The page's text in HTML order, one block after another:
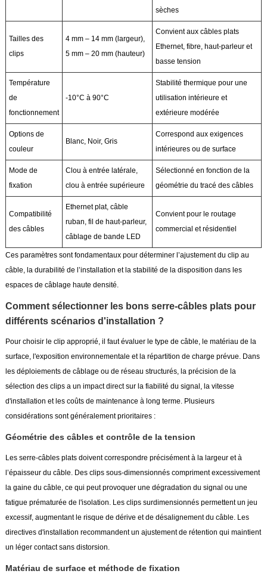
sèches
Tailles des
clips
4 mm – 14 mm (largeur),
5 mm – 20 mm (hauteur)
Convient aux câbles plats
Ethernet, fibre, haut-parleur et
basse tension
Température
de
fonctionnement
-10°C à 90°C
Stabilité thermique pour une
utilisation intérieure et
extérieure modérée
Options de
couleur
Blanc, Noir, Gris
Correspond aux exigences
intérieures ou de surface
Mode de
fixation
Clou à entrée latérale,
clou à entrée supérieure
Sélectionné en fonction de la
géométrie du tracé des câbles
Compatibilité
des câbles
Ethernet plat, câble
ruban, fil de haut-parleur,
câblage de bande LED
Convient pour le routage
commercial et résidentiel
Ces paramètres sont fondamentaux pour déterminer l’ajustement du clip au
câble, la durabilité de l’installation et la stabilité de la disposition dans les
espaces de câblage haute densité.
Comment sélectionner les bons serre-câbles plats pour
différents scénarios d'installation ?
Pour choisir le clip approprié, il faut évaluer le type de câble, le matériau de la
surface, l'exposition environnementale et la répartition de charge prévue. Dans
les déploiements de câblage ou de réseau structurés, la précision de la
sélection des clips a un impact direct sur la fiabilité du signal, la vitesse
d'installation et les coûts de maintenance à long terme. Plusieurs
considérations sont généralement prioritaires :
Géométrie des câbles et contrôle de la tension
Les serre-câbles plats doivent correspondre précisément à la largeur et à
l’épaisseur du câble. Des clips sous-dimensionnés compriment excessivement
la gaine du câble, ce qui peut provoquer une dégradation du signal ou une
fatigue prématurée de l'isolation. Les clips surdimensionnés permettent un jeu
excessif, augmentant le risque de dérive et de désalignement du câble. Les
directives d'installation recommandent un ajustement de rétention qui maintient
un léger contact sans distorsion.
Matériau de surface et méthode de fixation